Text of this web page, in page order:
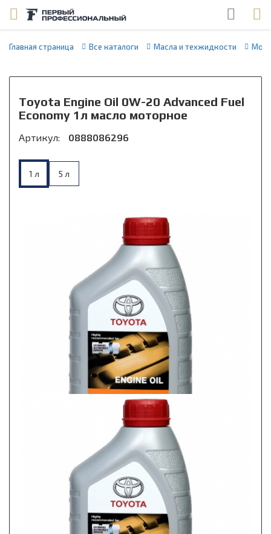
Главная страница Все каталоги Масла и техжидкости
Toyota Engine Oil 0W-20 Advanced Fuel
Economy 1л масло моторное
Артикул: 0888086296
1 л 5 л